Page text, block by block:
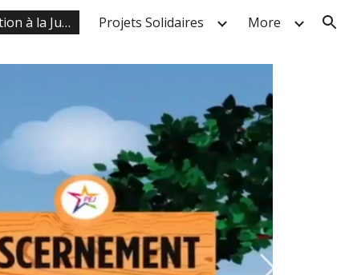
Parcours d'Education à la Justice Projets Solidaires More